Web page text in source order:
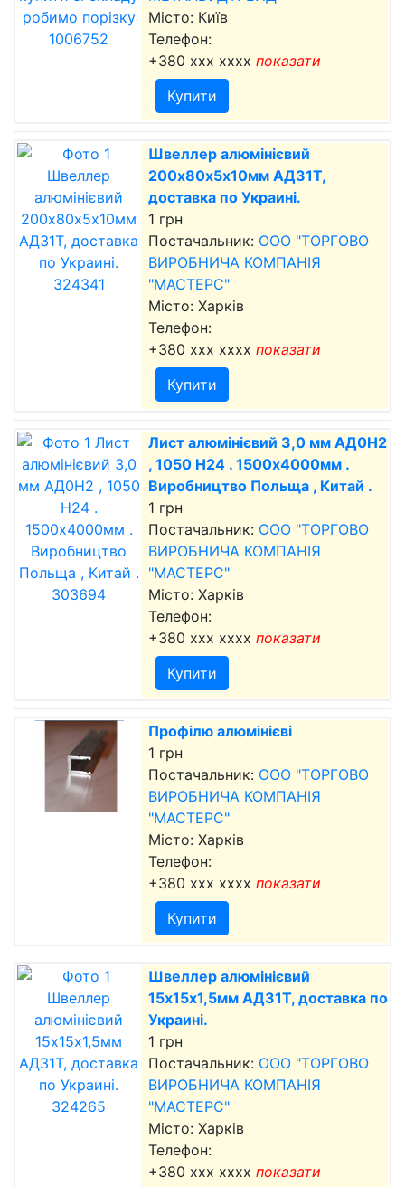
Місто: Київ
Телефон:
+380 xxx xxxx показати
Купити
Швеллер алюмінієвий
200х80х5х10мм АД31Т,
доставка по Украині.
1 грн
Постачальник: ООО "ТОРГОВО
ВИРОБНИЧА КОМПАНІЯ
"МАСТЕРС"
Місто: Харків
Телефон:
+380 xxx xxxx показати
Купити
Лист алюмінієвий 3,0 мм АД0Н2
, 1050 Н24 . 1500х4000мм .
Виробництво Польща , Китай .
1 грн
Постачальник: ООО "ТОРГОВО
ВИРОБНИЧА КОМПАНІЯ
"МАСТЕРС"
Місто: Харків
Телефон:
+380 xxx xxxx показати
Купити
Профілю алюмінієві
1 грн
Постачальник: ООО "ТОРГОВО
ВИРОБНИЧА КОМПАНІЯ
"МАСТЕРС"
Місто: Харків
Телефон:
+380 xxx xxxx показати
Купити
Швеллер алюмінієвий
15х15х1,5мм АД31Т, доставка по
Украині.
1 грн
Постачальник: ООО "ТОРГОВО
ВИРОБНИЧА КОМПАНІЯ
"МАСТЕРС"
Місто: Харків
Телефон:
+380 xxx xxxx показати